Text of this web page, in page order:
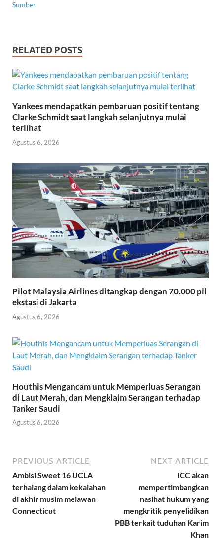
Sumber
RELATED POSTS
Yankees mendapatkan pembaruan positif tentang
Clarke Schmidt saat langkah selanjutnya mulai
terlihat
Agustus 6, 2026
Pilot Malaysia Airlines ditangkap dengan 70.000 pil
ekstasi di Jakarta
Agustus 6, 2026
Houthis Mengancam untuk Memperluas Serangan
di Laut Merah, dan Mengklaim Serangan terhadap
Tanker Saudi
Agustus 6, 2026
PREVIOUS ARTICLE
Ambisi Sweet 16 UCLA
terhalang dalam kekalahan
di akhir musim melawan
Connecticut
NEXT ARTICLE
ICC akan
mempertimbangkan
nasihat hukum yang
mengkritik penyelidikan
PBB terkait tuduhan Karim
Khan